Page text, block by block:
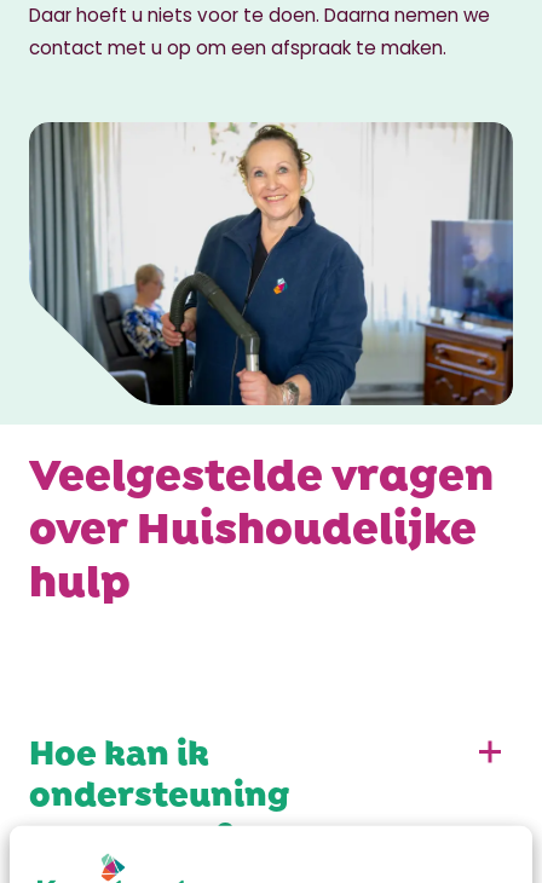
Daar hoeft u niets voor te doen. Daarna nemen we
contact met u op om een afspraak te maken.
Veelgestelde vragen
over Huishoudelijke
hulp
Hoe kan ik
ondersteuning
aanvragen?